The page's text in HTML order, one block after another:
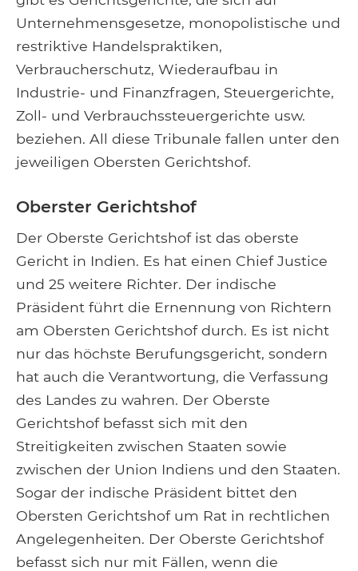
Unternehmensgesetze, monopolistische und
restriktive Handelspraktiken,
Verbraucherschutz, Wiederaufbau in
Industrie- und Finanzfragen, Steuergerichte,
Zoll- und Verbrauchssteuergerichte usw.
beziehen. All diese Tribunale fallen unter den
jeweiligen Obersten Gerichtshof.
Oberster Gerichtshof
Der Oberste Gerichtshof ist das oberste
Gericht in Indien. Es hat einen Chief Justice
und 25 weitere Richter. Der indische
Präsident führt die Ernennung von Richtern
am Obersten Gerichtshof durch. Es ist nicht
nur das höchste Berufungsgericht, sondern
hat auch die Verantwortung, die Verfassung
des Landes zu wahren. Der Oberste
Gerichtshof befasst sich mit den
Streitigkeiten zwischen Staaten sowie
zwischen der Union Indiens und den Staaten.
Sogar der indische Präsident bittet den
Obersten Gerichtshof um Rat in rechtlichen
Angelegenheiten. Der Oberste Gerichtshof
befasst sich nur mit Fällen, wenn die